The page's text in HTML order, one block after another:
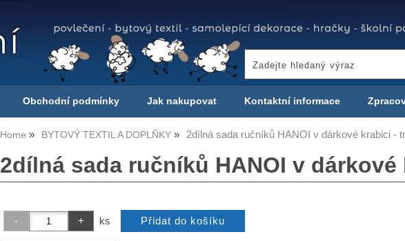
Obchodní podmínky Jak nakupovat Kontaktní informace
Home BYTOVÝ TEXTIL A DOPLŇKY 2dílná sada ručníků HANOI v dárkové krabici -
2dílná sada ručníků HANOI v
ks